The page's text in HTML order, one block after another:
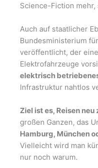
Science-Fiction
Auch auf staatlicher
Bundesministerium
veröffentlicht, der
Elektrofahrzeuge
elektrisch
Infrastruktur nahtlos
Ziel ist es, Reisen neu
großen Ganzen, das
Hamburg, München
Vielleicht wird man
nur noch warum.